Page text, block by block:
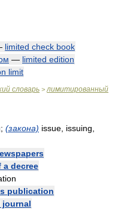
limited check book
— limited edition
limit
словарь > лимитированный
(закона) issue, issuing,
a decree
publication